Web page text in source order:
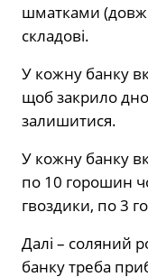
шматками
складові.
У кожну банку
щоб закрило
залишитися.
У кожну банку
по 10 горошин
гвоздики, по 3
Далі – соляний
банку треба